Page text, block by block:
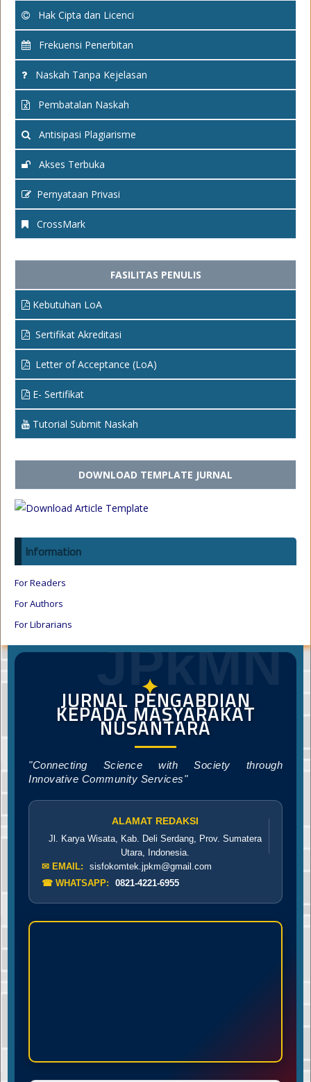
Hak Cipta dan Licenci
Frekuensi Penerbitan
Naskah Tanpa Kejelasan
Pembatalan Naskah
Antisipasi Plagiarisme
Akses Terbuka
Pernyataan Privasi
CrossMark
FASILITAS PENULIS
Kebutuhan LoA
Sertifikat Akreditasi
Letter of Acceptance (LoA)
E- Sertifikat
Tutorial Submit Naskah
DOWNLOAD TEMPLATE JURNAL
Information
For Readers
For Authors
For Librarians
JPkMN
✦
JURNAL PENGABDIAN
KEPADA MASYARAKAT
NUSANTARA
"Connecting Science with Society through
Innovative Community Services"
ALAMAT REDAKSI
Jl. Karya Wisata, Kab. Deli Serdang, Prov. Sumatera
Utara, Indonesia.
✉ EMAIL:
sisfokomtek.jpkm@gmail.com
☎ WHATSAPP:
0821-4221-6955